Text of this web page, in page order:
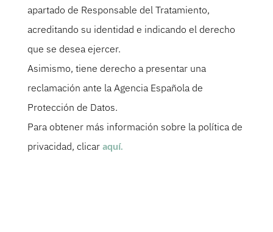
apartado de Responsable del Tratamiento,
acreditando su identidad e indicando el derecho
que se desea ejercer.
Asimismo, tiene derecho a presentar una
reclamación ante la Agencia Española de
Protección de Datos.
Para obtener más información sobre la política de
privacidad, clicar aquí.